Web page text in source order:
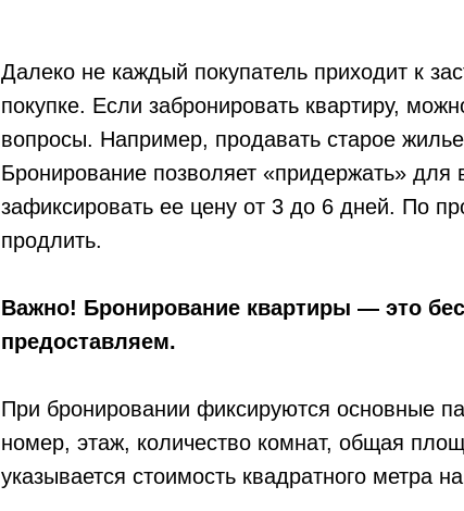
Далеко не каждый покупатель приходит к
покупке. Если забронировать квартиру,
вопросы. Например, продавать старое
Бронирование позволяет «придержать» для
зафиксировать ее цену от 3 до 6 дней. По
продлить.
Важно! Бронирование квартиры — это
предоставляем.
При бронировании фиксируются основные
номер, этаж, количество комнат, общая
указывается стоимость квадратного метра